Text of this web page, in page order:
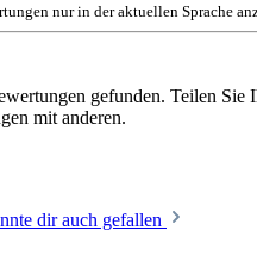
nur in der aktuellen Sprache
gefunden. Teilen Sie
mit anderen.
dir auch gefallen